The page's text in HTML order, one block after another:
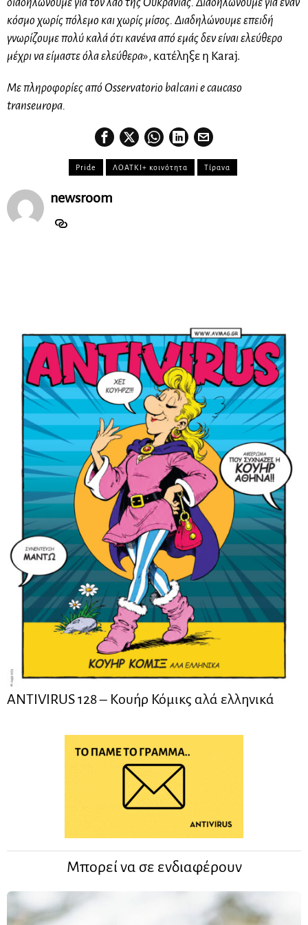
κόσμο χωρίς πόλεμο και χωρίς μίσος. Διαδηλώνουμε επειδή
γνωρίζουμε πολύ καλά ότι κανένα από εμάς δεν είναι ελεύθερο
μέχρι να είμαστε όλα ελεύθερα», κατέληξε η Karaj.
Με πληροφορίες από Osservatorio balcani e caucaso
transeuropa.
Pride ΛΟΑΤΚΙ+ κοινότητα Τίρανα
newsroom
ANTIVIRUS 128 – Kουήρ Κόμικς αλά ελληνικά
Μπορεί να σε ενδιαφέρουν